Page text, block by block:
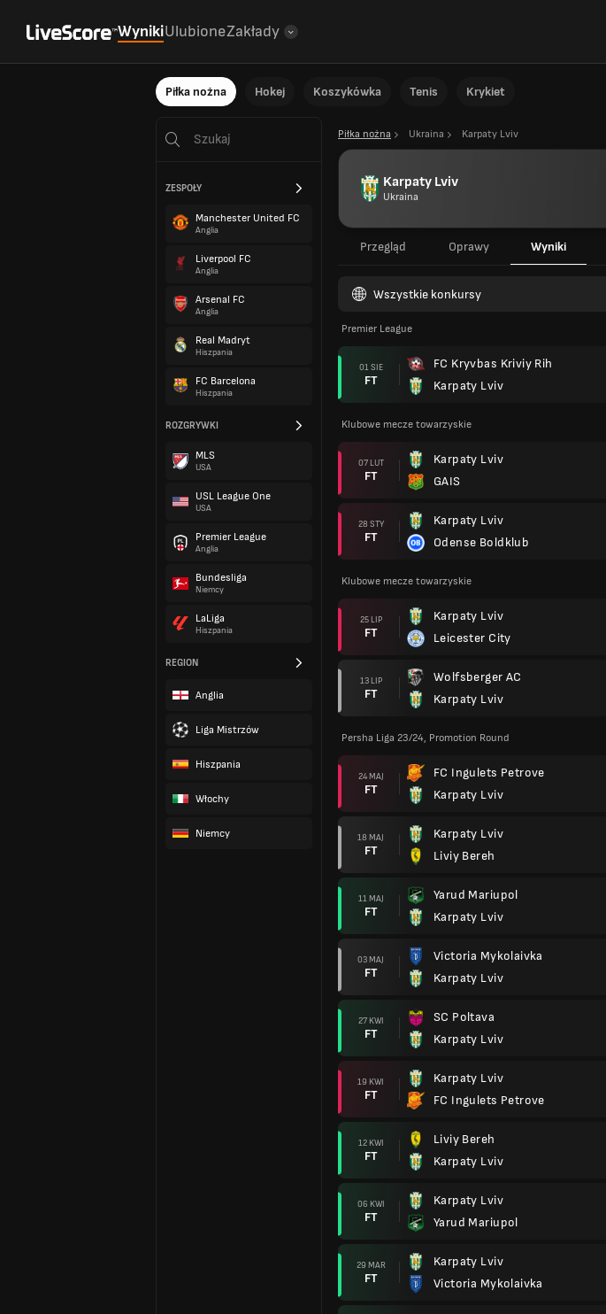
WynikiUlubioneZakłady
Piłka nożna Hokej Koszykówka Tenis Krykiet
ZESPOŁY
Manchester United FC
Anglia
Liverpool FC
Anglia
Arsenal FC
Anglia
Real Madryt
Hiszpania
FC Barcelona
Hiszpania
ROZGRYWKI
MLS
USA
USL League One
USA
Premier League
Anglia
Bundesliga
Niemcy
LaLiga
Hiszpania
REGION
Anglia
Liga Mistrzów
Hiszpania
Włochy
Niemcy
Piłka nożna Ukraina Karpaty Lviv
Karpaty Lviv
Ukraina
Przegląd Oprawy Wyniki
Wszystkie konkursy
Premier League
01 SIE
FT
FC Kryvbas Kriviy Rih
Karpaty Lviv
Klubowe mecze towarzyskie
07 LUT
FT
Karpaty Lviv
GAIS
28 STY
FT
Karpaty Lviv
Odense Boldklub
Klubowe mecze towarzyskie
25 LIP
FT
Karpaty Lviv
Leicester City
13 LIP
FT
Wolfsberger AC
Karpaty Lviv
Persha Liga 23/24, Promotion Round
24 MAJ
FT
FC Ingulets Petrove
Karpaty Lviv
18 MAJ
FT
Karpaty Lviv
Liviy Bereh
11 MAJ
FT
Yarud Mariupol
Karpaty Lviv
03 MAJ
FT
Victoria Mykolaivka
Karpaty Lviv
27 KWI
FT
SC Poltava
Karpaty Lviv
19 KWI
FT
Karpaty Lviv
FC Ingulets Petrove
12 KWI
FT
Liviy Bereh
Karpaty Lviv
06 KWI
FT
Karpaty Lviv
Yarud Mariupol
29 MAR
FT
Karpaty Lviv
Victoria Mykolaivka